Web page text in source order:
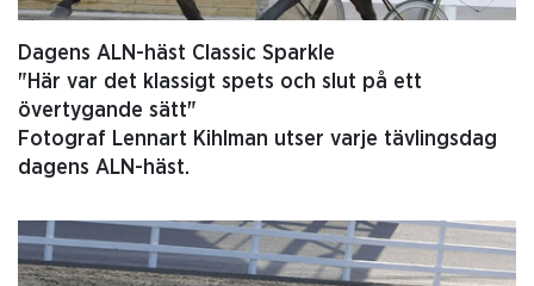
Dagens ALN-häst Classic Sparkle
"Här var det klassigt spets och slut på ett
övertygande sätt"
Fotograf Lennart Kihlman utser varje tävlingsdag
dagens ALN-häst.